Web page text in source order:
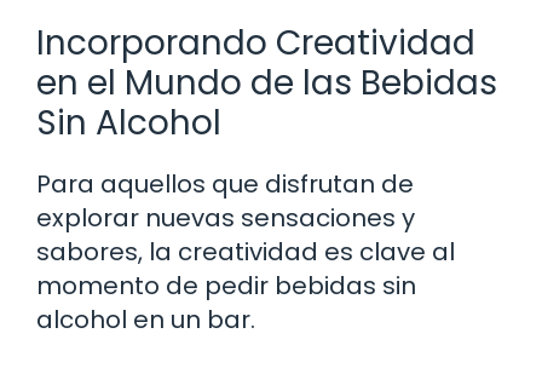
Incorporando Creatividad
en el Mundo de las Bebidas
Sin Alcohol
Para aquellos que disfrutan de
explorar nuevas sensaciones y
sabores, la creatividad es clave al
momento de pedir bebidas sin
alcohol en un bar.